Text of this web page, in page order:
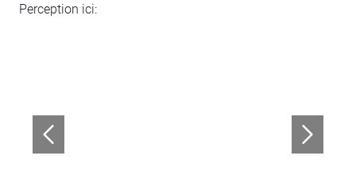
Perception ici: